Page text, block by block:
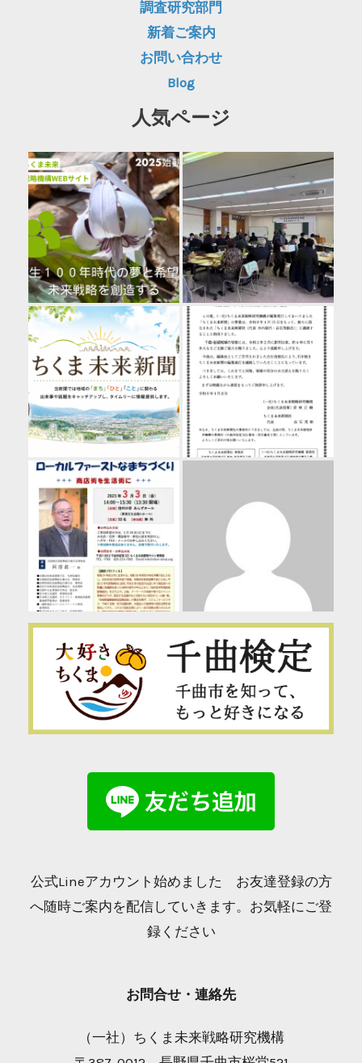
調査研究部門
新着ご案内
お問い合わせ
Blog
人気ページ
公式Lineアカウント始めました お友達登録の方
へ随時ご案内を配信していきます。お気軽にご登
録ください
お問合せ・連絡先
（一社）ちくま未来戦略研究機構